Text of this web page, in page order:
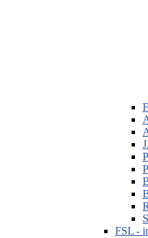
FSL -